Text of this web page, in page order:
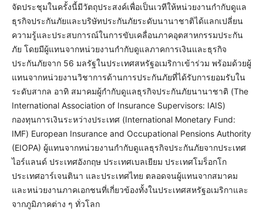
จัดประชุมในครั้งนี้มีวัตถุประสงค์เพื่อเป็นเวทีให้หน่วยงานกำกับดูแล
ธุรกิจประกันภัยและบริษัทประกันภัยระดับนานาชาติได้แลกเปลี่ยน
ความรู้และประสบการณ์ในการขับเคลื่อนภาคอุตสาหกรรมประกัน
ภัย โดยมีผู้แทนจากหน่วยงานกำกับดูแลภาคการเงินและธุรกิจ
ประกันภัยจาก 56 มลรัฐในประเทศสหรัฐอเมริกาเข้าร่วม พร้อมด้วยผู้
แทนจากหน่วยงานวิชาการด้านการประกันภัยที่ได้รับการยอมรับใน
ระดับสากล อาทิ สมาคมผู้กำกับดูแลธุรกิจประกันภัยนานาชาติ (The
International Association of Insurance Supervisors: IAIS)
กองทุนการเงินระหว่างประเทศ (International Monetary Fund:
IMF) European Insurance and Occupational Pensions Authority
(EIOPA) ผู้แทนจากหน่วยงานกำกับดูแลธุรกิจประกันภัยจากประเทศ
ไอร์แลนด์ ประเทศอังกฤษ ประเทศเบลเยียม ประเทศโมร็อกโก
ประเทศอาร์เจนตินา และประเทศไทย ตลอดจนผู้แทนจากสมาคม
และหน่วยงานภาคเอกชนที่เกี่ยวข้องทั้งในประเทศสหรัฐอเมริกาและ
จากภูมิภาคต่าง ๆ ทั่วโลก